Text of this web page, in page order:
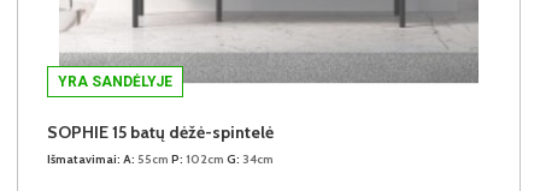
YRA SANDĖLYJE
SOPHIE 15 batų dėžė-spintelė
Išmatavimai: A: 55cm P: 102cm G: 34cm